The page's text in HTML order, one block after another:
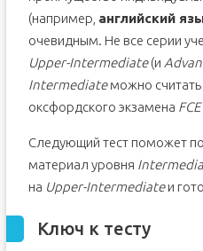
(например, английский
очевидным. Не все серии
Upper-Intermediate(и
Intermediateможно считать
оксфордского экзамена FCE
Следующий тест поможет
материал уровня
на Upper-Intermediateи
Ключ к тесту